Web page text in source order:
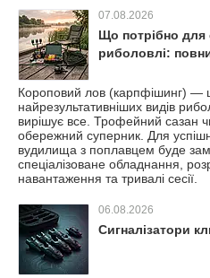
07.08.2026
Що потрібно для
риболовлі:
Короповий лов (карпфішинг) —
найрезультативніших видів
вирішує все. Трофейний сазан
обережний суперник. Для
вудилища з поплавцем буде
спеціалізоване обладнання,
навантаження та тривалі сесії.
06.08.2026
Сигналізатори